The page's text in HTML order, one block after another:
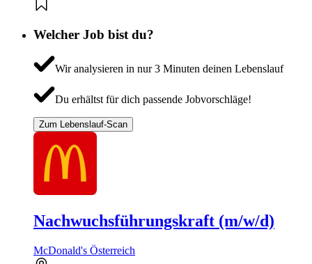
Welcher Job bist du?
Wir analysieren in nur 3 Minuten deinen Lebenslauf
Du erhältst für dich passende Jobvorschläge!
Zum Lebenslauf-Scan
Nachwuchsführungskraft (m/w/d)
McDonald's Österreich